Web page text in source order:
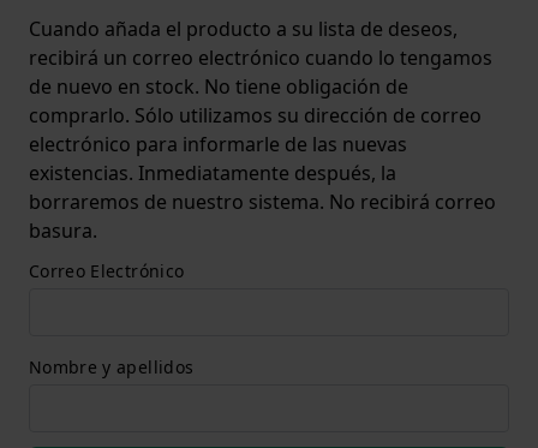
Cuando añada el producto a su lista de deseos,
recibirá un correo electrónico cuando lo tengamos
de nuevo en stock. No tiene obligación de
comprarlo. Sólo utilizamos su dirección de correo
electrónico para informarle de las nuevas
existencias. Inmediatamente después, la
borraremos de nuestro sistema. No recibirá correo
basura.
Correo Electrónico
Nombre y apellidos